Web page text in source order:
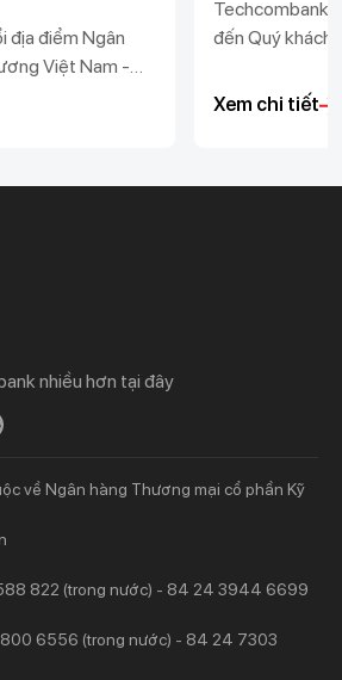
địa điểm Ngân
Việt Nam -
Phòng giao dịch
Techcombank
đến Quý khách
dữ liệu
Chính phủ ban
Xem chi tiết
Thương mại
Thông tin mới
tiên
Thông tin tài chính
Đại hội đồng cổ đông
nhiều hơn tại đây
về Ngân hàng Thương mại cổ phần Kỹ
822 (trong nước) - 84 24 3944 6699
6556 (trong nước) - 84 24 7303